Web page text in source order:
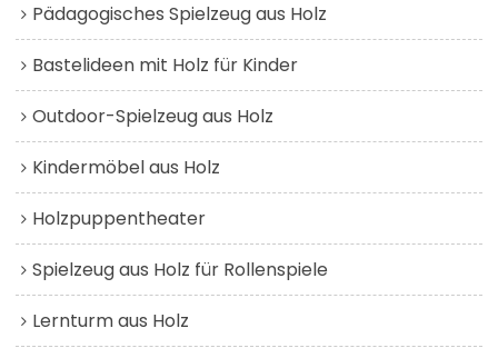
Pädagogisches Spielzeug aus Holz
Bastelideen mit Holz für Kinder
Outdoor-Spielzeug aus Holz
Kindermöbel aus Holz
Holzpuppentheater
Spielzeug aus Holz für Rollenspiele
Lernturm aus Holz